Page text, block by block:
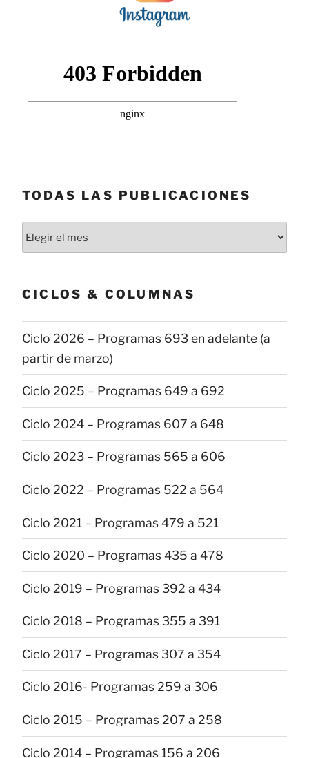
TODAS LAS PUBLICACIONES
Todas
las
CICLOS & COLUMNAS
Ciclo 2026 – Programas 693 en adelante (a
partir de marzo)
Ciclo 2025 – Programas 649 a 692
Ciclo 2024 – Programas 607 a 648
Ciclo 2023 – Programas 565 a 606
Ciclo 2022 – Programas 522 a 564
Ciclo 2021 – Programas 479 a 521
Ciclo 2020 – Programas 435 a 478
Ciclo 2019 – Programas 392 a 434
Ciclo 2018 – Programas 355 a 391
Ciclo 2017 – Programas 307 a 354
Ciclo 2016- Programas 259 a 306
Ciclo 2015 – Programas 207 a 258
Ciclo 2014 – Programas 156 a 206